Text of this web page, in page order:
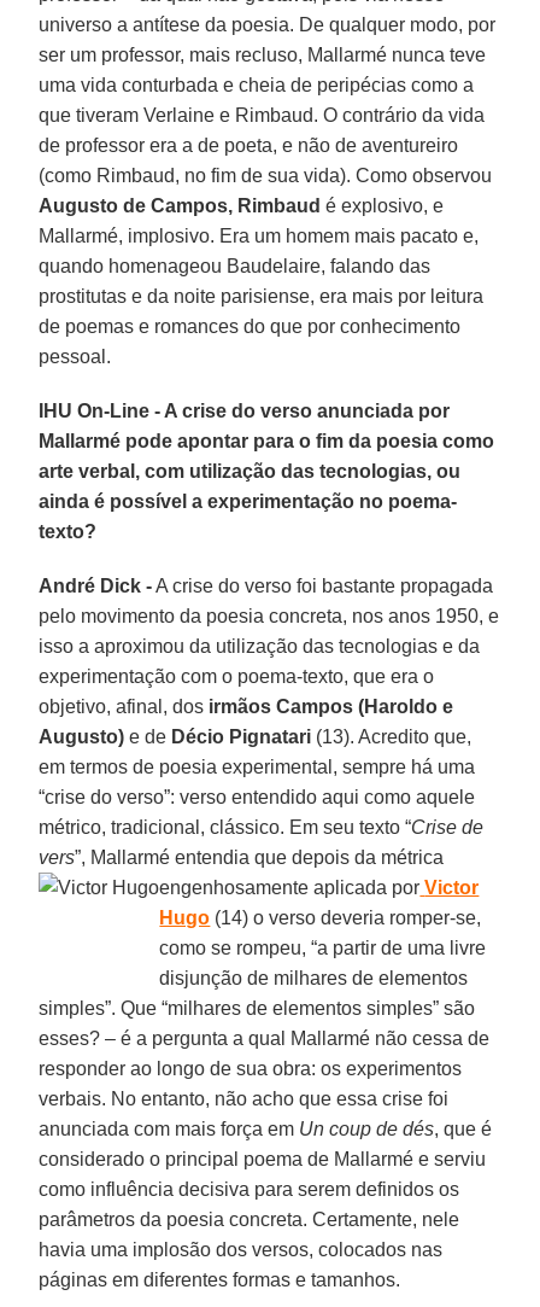
universo a antítese da poesia. De qualquer modo, por
ser um professor, mais recluso, Mallarmé nunca teve
uma vida conturbada e cheia de peripécias como a
que tiveram Verlaine e Rimbaud. O contrário da vida
de professor era a de poeta, e não de aventureiro
(como Rimbaud, no fim de sua vida). Como observou
Augusto de Campos, Rimbaud é explosivo, e
Mallarmé, implosivo. Era um homem mais pacato e,
quando homenageou Baudelaire, falando das
prostitutas e da noite parisiense, era mais por leitura
de poemas e romances do que por conhecimento
pessoal.
IHU On-Line - A crise do verso anunciada por
Mallarmé pode apontar para o fim da poesia como
arte verbal, com utilização das tecnologias, ou
ainda é possível a experimentação no poema-
texto?
André Dick -A crise do verso foi bastante propagada
pelo movimento da poesia concreta, nos anos 1950, e
isso a aproximou da utilização das tecnologias e da
experimentação com o poema-texto, que era o
objetivo, afinal, dos irmãos Campos (Haroldo e
Augusto) e de Décio Pignatari (13). Acredito que,
em termos de poesia experimental, sempre há uma
“crise do verso”: verso entendido aqui como aquele
métrico, tradicional, clássico. Em seu texto “Crise de
vers”, Mallarmé entendia que depois da métrica
engenhosamente aplicada por Victor
Hugo (14) o verso deveria romper-se,
como se rompeu, “a partir de uma livre
disjunção de milhares de elementos
simples”. Que “milhares de elementos simples” são
esses? – é a pergunta a qual Mallarmé não cessa de
responder ao longo de sua obra: os experimentos
verbais. No entanto, não acho que essa crise foi
anunciada com mais força em Un coup de dés, que é
considerado o principal poema de Mallarmé e serviu
como influência decisiva para serem definidos os
parâmetros da poesia concreta. Certamente, nele
havia uma implosão dos versos, colocados nas
páginas em diferentes formas e tamanhos.